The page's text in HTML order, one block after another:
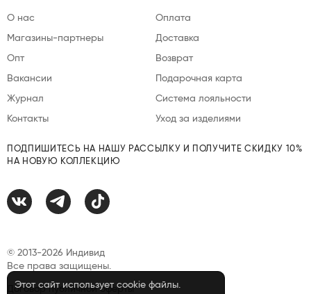
О нас
Магазины-партнеры
Опт
Вакансии
Журнал
Контакты
Оплата
Доставка
Возврат
Подарочная карта
Система лояльности
Уход за изделиями
ПОДПИШИТЕСЬ НА НАШУ РАССЫЛКУ И ПОЛУЧИТЕ СКИДКУ 10%
НА НОВУЮ КОЛЛЕКЦИЮ
© 2013-2026 Индивид
Все права защищены.
Договор публичной оферты
Этот сайт использует cookie файлы.